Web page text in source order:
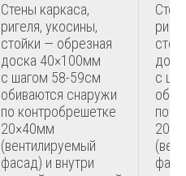
Стены каркаса,
ригеля, укосины,
стойки — обрезная
доска 40×100мм
с шагом 58-59см
обиваются снаружи
по контробрешетке
20×40мм
(вентилируемый
фасад) и внутри
с
по